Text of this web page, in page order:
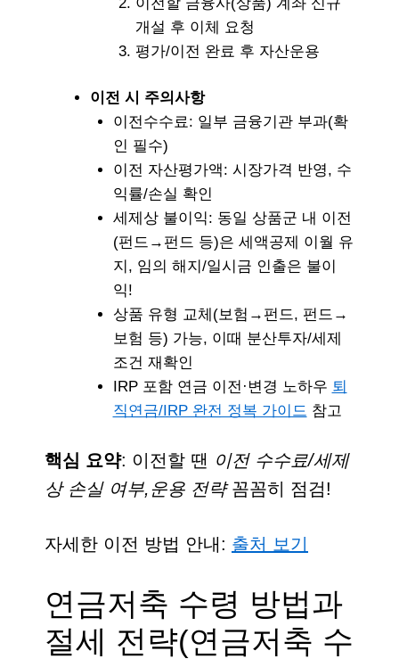
개설 후 이체 요청
평가/이전 완료 후 자산운용
이전 시 주의사항
이전수수료: 일부 금융기관 부과(확
인 필수)
이전 자산평가액: 시장가격 반영, 수
익률/손실 확인
세제상 불이익: 동일 상품군 내 이전
(펀드→펀드 등)은 세액공제 이월 유
지 , 임의 해지/일시금 인출은 불이
익!
상품 유형 교체(보험→펀드, 펀드→
보험 등) 가능, 이때 분산투자/세제
조건 재확인
IRP 포함 연금 이전·변경 노하우 퇴
직연금/IRP 완전 정복 가이드 참고
핵심 요약: 이전할 땐 이전 수수료/세제
상 손실 여부,운용 전략꼼꼼히 점검!
자세한 이전 방법 안내: 출처 보기
연금저축 수령 방법과
절세 전략(연금저축 수